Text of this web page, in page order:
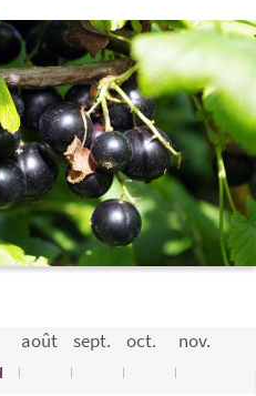
août sept. oct. nov.